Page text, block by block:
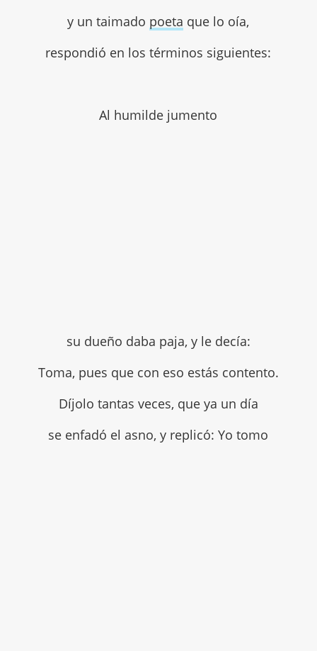
y un taimado poeta que lo oía,
respondió en los términos siguientes:
Al humilde jumento
su dueño daba paja, y le decía:
Toma, pues que con eso estás contento.
Díjolo tantas veces, que ya un día
se enfadó el asno, y replicó: Yo tomo